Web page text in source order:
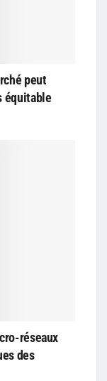
peut
équitable
réseaux
des